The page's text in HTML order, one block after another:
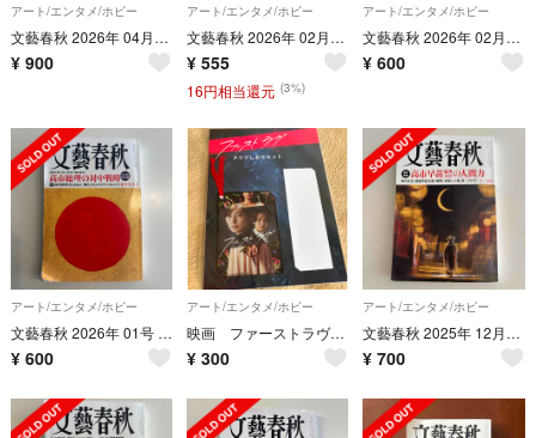
アート/エンタメ/ホビー
文藝春秋 2026年 04月号 [雑誌]
¥ 900
アート/エンタメ/ホビー
文藝春秋 2026年 02月号 [雑誌]
¥ 555
16円相当還元 (3%)
アート/エンタメ/ホビー
文藝春秋 2026年 02月号 [雑誌]
¥ 600
アート/エンタメ/ホビー
文藝春秋 2026年 01号 新春特大号
¥ 600
アート/エンタメ/ホビー
映画 ファーストラヴ クリアしおり 北川景子／中村倫也／芳根京子
¥ 300
アート/エンタメ/ホビー
文藝春秋 2025年 12月号 [雑誌]
¥ 700